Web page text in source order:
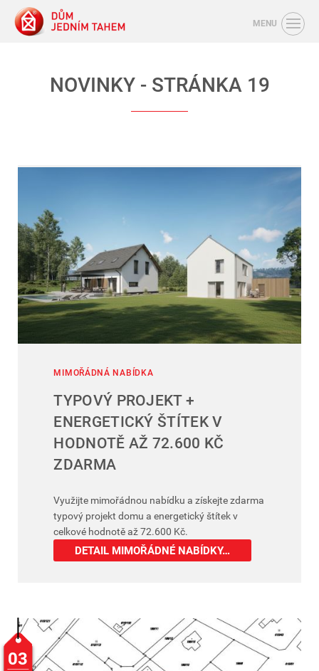
MENU
NOVINKY - STRÁNKA 19
MIMOŘÁDNÁ NABÍDKA
TYPOVÝ PROJEKT +
ENERGETICKÝ ŠTÍTEK V
HODNOTĚ AŽ 72.600 KČ
ZDARMA
Využijte mimořádnou nabídku a získejte zdarma
typový projekt domu a energetický štítek v
celkové hodnotě až 72.600 Kč.
DETAIL MIMOŘÁDNÉ NABÍDKY…
03